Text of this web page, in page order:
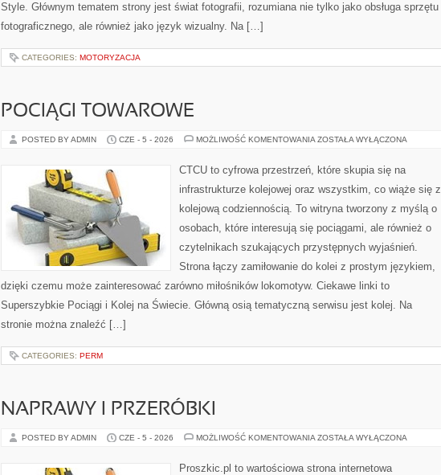
Style. Głównym tematem strony jest świat fotografii, rozumiana nie tylko jako obsługa sprzętu
fotograficznego, ale również jako język wizualny. Na […]
CATEGORIES: MOTORYZACJA
POCIĄGI TOWAROWE
POSTED BY ADMIN CZE - 5 - 2026 MOŻLIWOŚĆ KOMENTOWANIA POCIĄGI
ZOSTAŁA WYŁĄCZONA
CTCU to cyfrowa przestrzeń, które skupia się na
infrastrukturze kolejowej oraz wszystkim, co wiąże się z
kolejową codziennością. To witryna tworzony z myślą o
osobach, które interesują się pociągami, ale również o
czytelnikach szukających przystępnych wyjaśnień.
Strona łączy zamiłowanie do kolei z prostym językiem,
dzięki czemu może zainteresować zarówno miłośników lokomotyw. Ciekawe linki to
Superszybkie Pociągi i Kolej na Świecie. Główną osią tematyczną serwisu jest kolej. Na
stronie można znaleźć […]
CATEGORIES: PERM
NAPRAWY I PRZERÓBKI
POSTED BY ADMIN CZE - 5 - 2026 MOŻLIWOŚĆ KOMENTOWANIA NAPRAWY
ZOSTAŁA WYŁĄCZONA
Proszkic.pl to wartościowa strona internetowa